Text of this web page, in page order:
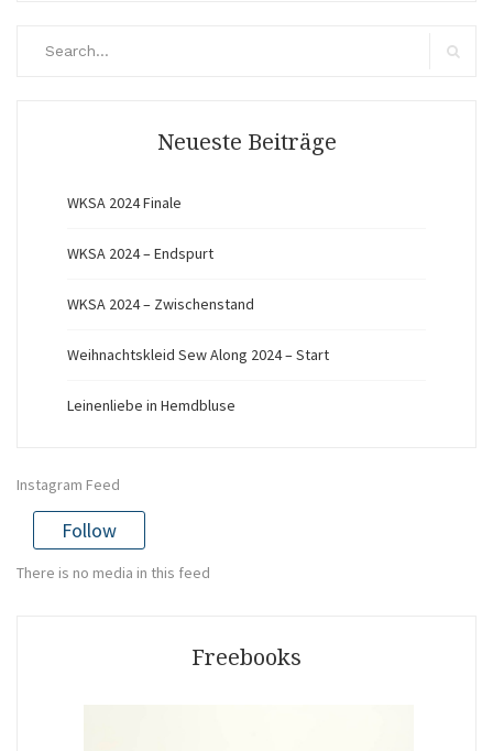
Neueste Beiträge
WKSA 2024 Finale
WKSA 2024 – Endspurt
WKSA 2024 – Zwischenstand
Weihnachtskleid Sew Along 2024 – Start
Leinenliebe in Hemdbluse
Instagram Feed
Follow
There is no media in this feed
Freebooks